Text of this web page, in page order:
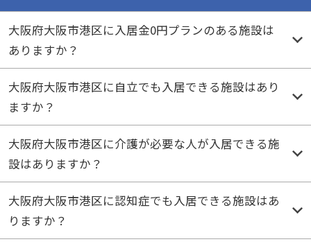
大阪府大阪市港区に入居金0円プランのある施設は
ありますか？
大阪府大阪市港区に自立でも入居できる施設はあり
ますか？
大阪府大阪市港区に介護が必要な人が入居できる施
設はありますか？
大阪府大阪市港区に認知症でも入居できる施設はあ
りますか？